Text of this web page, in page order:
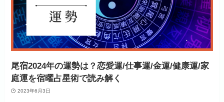
尾宿2024年の運勢は？恋愛運/仕事運/金運/健康運/家
庭運を宿曜占星術で読み解く
2023年6月3日